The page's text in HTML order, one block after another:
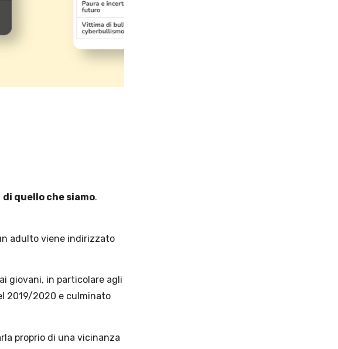
di quello che siamo.
adulto viene indirizzato
giovani, in particolare agli
2019/2020 e culminato
proprio di una vicinanza